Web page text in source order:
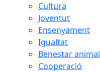
Cultura
Joventut
Ensenyament
Igualtat
Benestar animal
Cooperació